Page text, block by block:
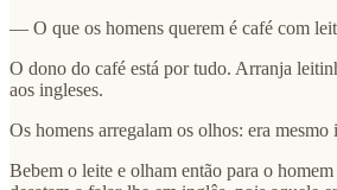
— O que os homens querem é café com
O dono do café está por tudo. Arranja
aos ingleses.
Os homens arregalam os olhos: era mesmo
Bebem o leite e olham então para o